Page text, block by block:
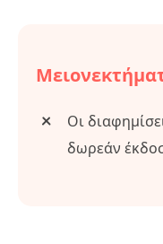
Οι
δωρεάν